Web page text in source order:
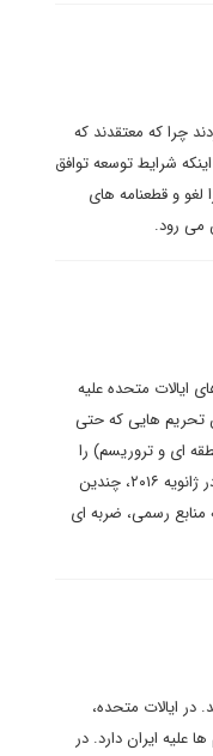
چرا که معتقدند که
شرایط توسعه توافق
لغو و قطعنامه های
می رود.
های ایالات متحده علیه
تحریم هایی که حتی
منطقه ای و تروریسم) را
شامل می شود. حتی دولت باراک اوباما هم پس از توافق هسته ای موسوم به برجام و اجرایی شدن آن در ژانویه ۲۰۱۶، چندین
منابع رسمی، ضربه ای
ایالات متحده،
ایران دارد. در